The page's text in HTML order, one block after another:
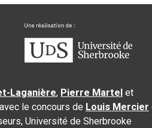
Laganière, Pierre Martel et
le concours de Louis Mercier
Université de Sherbrooke